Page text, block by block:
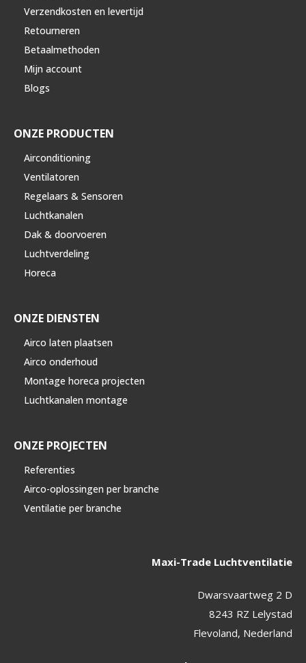
Verzendkosten en levertijd
Retourneren
Betaalmethoden
Mijn account
Blogs
ONZE PRODUCTEN
Airconditioning
Ventilatoren
Regelaars & Sensoren
Luchtkanalen
Dak & doorvoeren
Luchtverdeling
Horeca
ONZE DIENSTEN
Airco laten plaatsen
Airco onderhoud
Montage horeca projecten
Luchtkanalen montage
ONZE PROJECTEN
Referenties
Airco-oplossingen per branche
Ventilatie per branche
Maxi-Trade Luchtventilatie
Dwarsvaartweg 2 D
8243 RZ Lelystad
Flevoland, Nederland